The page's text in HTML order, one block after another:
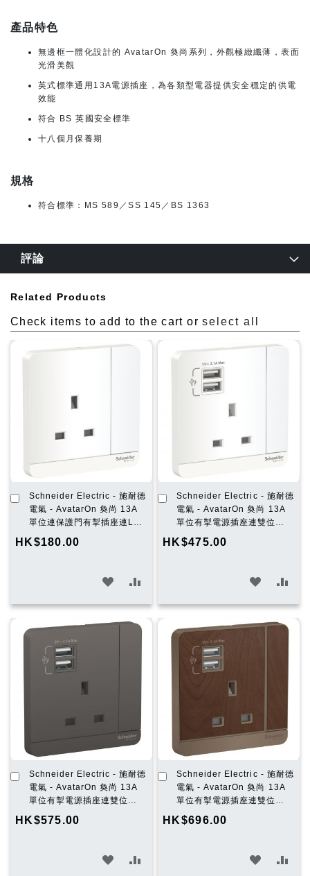
產品特色
無邊框一體化設計的 AvatarOn 奐尚系列，外觀極緻纖薄，表面
光滑美觀
英式標準通用13A電源插座，為各類型電器提供安全穩定的供電
效能
符合 BS 英國安全標準
十八個月保養期
規格
符合標準：MS 589／SS 145／BS 1363
評論
Related Products
Check items to add to the cart orselect all
Schneider Electric - 施耐德
電氣 - AvatarOn 奐尚 13A
單位連保護門有掣插座連LED
指示燈 (搪瓷白)
E8315N_WE_C5
HK$180.00
加
入
購
車
入 入
比
Schneider Electric - 施耐德
電氣 - AvatarOn 奐尚 13A
單位有掣電源插座連雙位
USB充電插座 (搪瓷白)
E8315USB_WE_C5
HK$475.00
加
入
購
車
入
願
入
比
Schneider Electric - 施耐德
電氣 - AvatarOn 奐尚 13A
單位有掣電源插座連雙位
USB充電插座 (石墨灰)
E8315USB_DG_C5
HK$575.00
加
入
購
車
Schneider Electric - 施耐德
電氣 - AvatarOn 奐尚 13A
單位有掣電源插座連雙位
USB充電插座 (胡桃木)
E8315USB_WD_C5
HK$696.00
加
入
購
車